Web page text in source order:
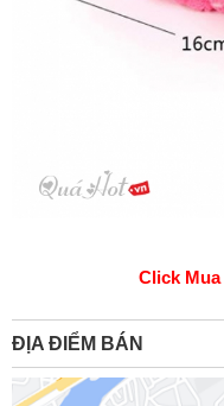
Click
ĐỊA ĐIỂM BÁN